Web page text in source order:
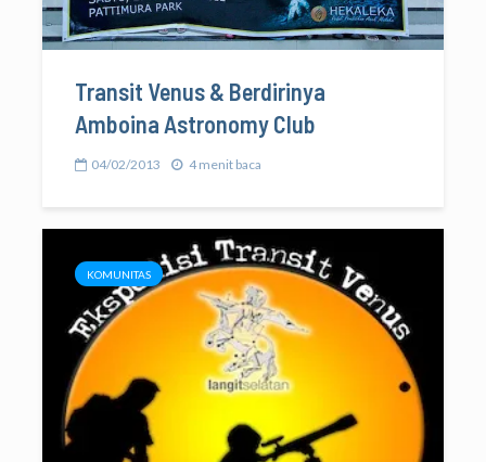
Transit Venus & Berdirinya
Amboina Astronomy Club
04/02/2013 4 menit baca
KOMUNITAS